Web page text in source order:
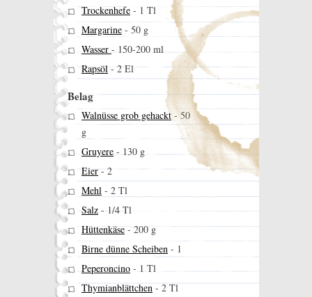
Trockenhefe- 1 Tl
Margarine- 50 g
Wasser - 150-200 ml
Rapsöl- 2 El
Belag
Walnüsse grob gehackt-50
g
Gruyere- 130 g
Eier- 2
Mehl- 2 Tl
Salz-1/4 Tl
Hüttenkäse- 200 g
Birne dünne Scheiben- 1
Peperoncino- 1 Tl
Thymianblättchen- 2 Tl